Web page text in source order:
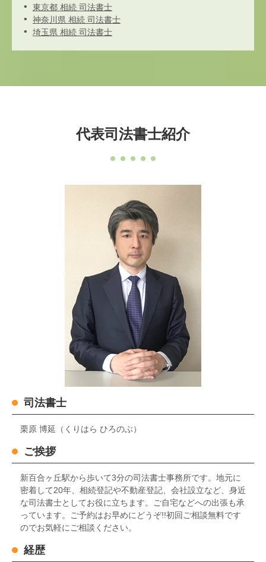
東京都 相続 司法書士
神奈川県 相続 司法書士
埼玉県 相続 司法書士
代表司法書士紹介
司法書士
栗原 博延（くりはら ひろのぶ）
ご挨拶
新百合ヶ丘駅から歩いて3分の司法書士事務所です。地元に
密着して20年、相続登記や不動産登記、会社設立など、身近
な司法書士としてお役に立ちます。ご自宅などへの出張も承
っています。ご予約はお早めにどうぞ!!初回ご相談無料です
のでお気軽にご相談ください。
経歴